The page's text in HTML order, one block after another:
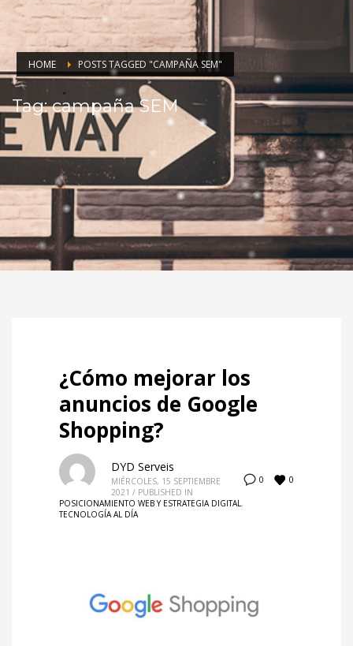
HOME POSTS TAGGED "CAMPAÑA SEM"
Tag: campaña SEM
¿Cómo mejorar los
anuncios de Google
Shopping?
0 0
DYD Serveis
MIÉRCOLES, 15 SEPTIEMBRE
2021 / PUBLISHED IN
POSICIONAMIENTO WEB Y ESTRATEGIA DIGITAL,
TECNOLOGÍA AL DÍA